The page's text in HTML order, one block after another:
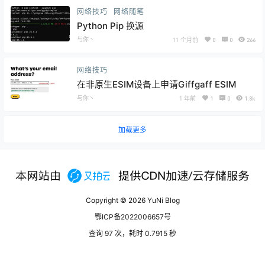
网络技巧 网络随笔
Python Pip 换源
与你丶 11 个月前 0 0 266
网络技巧
在非原生ESIM设备上申请Giffgaff ESIM
与你丶 1 年前 1 0 1.8k
加载更多
Copyright © 2026YuNi Blog
鄂ICP备2022006657号
查询 97 次，耗时 0.7915 秒